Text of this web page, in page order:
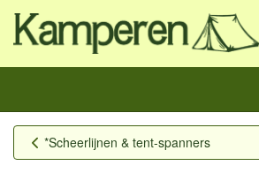
*Scheerlijnen & tent-spanners